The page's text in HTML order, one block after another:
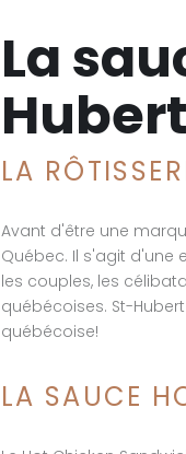
La
Hubert
LA
Avant d'être une
Québec. Il s'agit d'une
les couples, les
québécoises. St-
québécoise!
LA SAUCE